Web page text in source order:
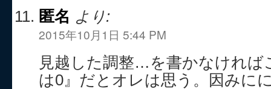
匿名 より:
2015年10月1日 5:44 PM
見越した調整…を書かなければ
は0』だとオレは思う。因みに